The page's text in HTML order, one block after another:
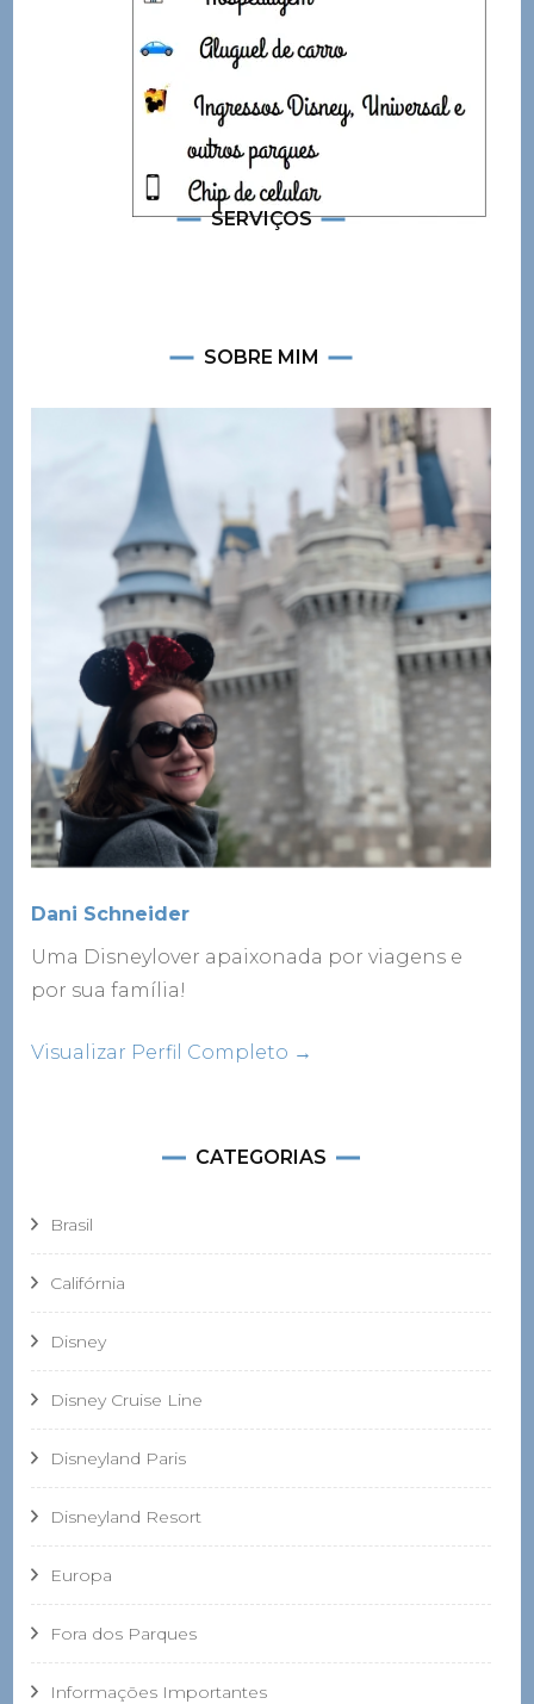
SERVIÇOS
SOBRE MIM
Dani Schneider
Uma Disneylover apaixonada por viagens e
por sua família!
Visualizar Perfil Completo →
CATEGORIAS
Brasil
Califórnia
Disney
Disney Cruise Line
Disneyland Paris
Disneyland Resort
Europa
Fora dos Parques
Informações Importantes